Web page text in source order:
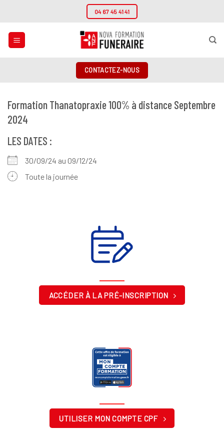
contenu
04 67 45 41 41
CONTACTEZ-NOUS
Formation Thanatopraxie 100% à distance Septembre
2024
LES DATES :
30/09/24 au 09/12/24
Toute la journée
ACCÉDER À LA PRÉ-INSCRIPTION
UTILISER MON COMPTE CPF